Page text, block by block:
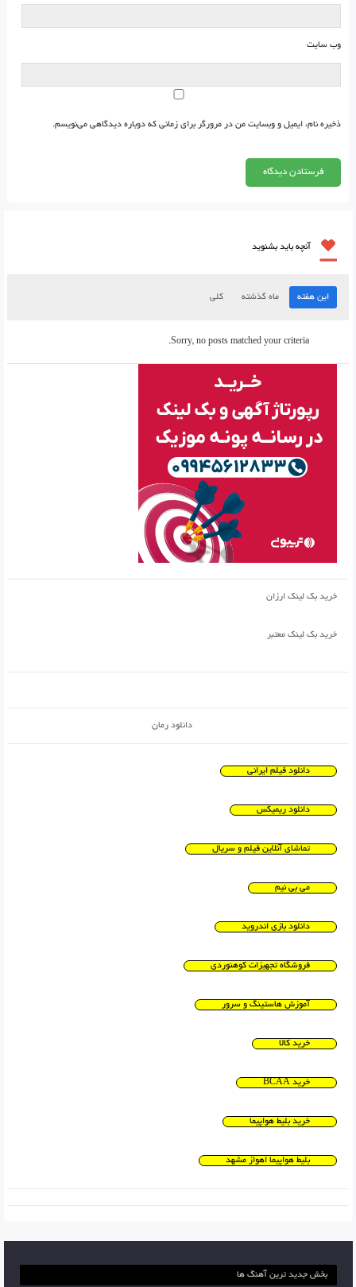
وب‌ سایت
ذخیره نام، ایمیل و وبسایت من در مرورگر برای زمانی که دوباره دیدگاهی می‌نویسم.
آنچه باید بشنوید
این هفته ماه گذشته کلی
Sorry, no posts matched your criteria.
خرید بک لینک ارزان
خرید بک لینک معتبر
دانلود رمان
دانلود فیلم ایرانی
دانلود ریمیکس
تماشای آنلاین فیلم و سریال
می بی نیم
دانلود بازی اندروید
فروشگاه تجهیزات کوهنوردی
آموزش هاستینگ و سرور
خرید کالا
خرید BCAA
خرید بلیط هواپیما
بلیط هواپیما اهواز مشهد
بخش جدید ترین آهنگ ها